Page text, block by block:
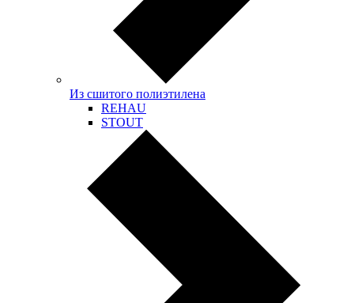
Из сшитого полиэтилена
REHAU
STOUT